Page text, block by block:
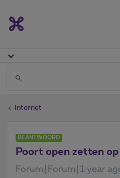
Internet
BEANTWOORD
Poort open zetten op
Forum|Forum|1 year